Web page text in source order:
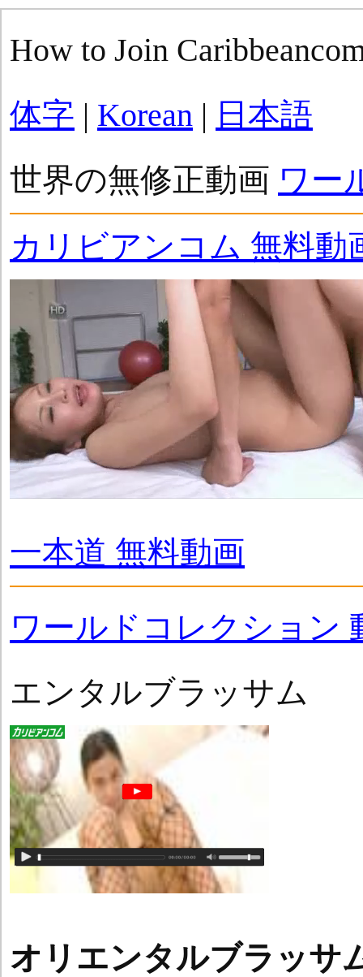
How to Join
体字 | Korean | 日本語
世界の無修正動画 ワー
カリビアンコム 無料動
一本道 無料動画
ワールドコレクション
エンタルブラッサム
オリエンタルブラッサ